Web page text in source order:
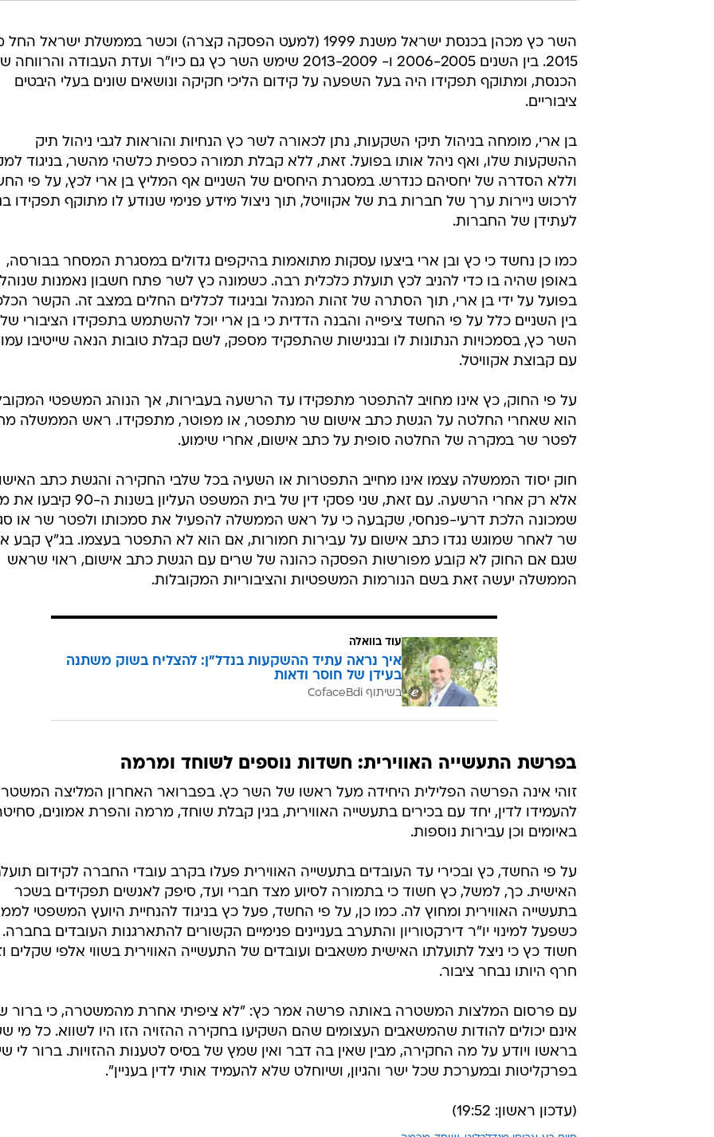
השר כץ מכהן בכנסת ישראל משנת 1999 (למעט הפסקה קצרה) וכשר בממשלת ישראל
2015. בין השנים 2006-2005 ו- 2013-2009 שימש השר כץ גם כיו"ר ועדת העבודה והרווחה
הכנסת, ומתוקף תפקידו היה בעל השפעה על קידום הליכי חקיקה ונושאים שונים בעלי היבטים
ציבוריים.
בן ארי, מומחה בניהול תיקי השקעות, נתן לכאורה לשר כץ הנחיות והוראות לגבי ניהול תיק
ההשקעות שלו, ואף ניהל אותו בפועל. זאת, ללא קבלת תמורה כספית כלשהי מהשר, בניגוד
וללא הסדרה של יחסיהם כנדרש. במסגרת היחסים של השניים אף המליץ בן ארי לכץ, על פי
לרכוש ניירות ערך של חברות בת של אקוויטל, תוך ניצול מידע פנימי שנודע לו מתוקף תפקידו
לעתידן של החברות.
כמו כן נחשד כי כץ ובן ארי ביצעו עסקות מתואמות בהיקפים גדולים במסגרת המסחר בבורסה,
באופן שהיה בו כדי להניב לכץ תועלת כלכלית רבה. כשמונה כץ לשר פתח חשבון נאמנות שנוהל
בפועל על ידי בן ארי, תוך הסתרה של זהות המנהל ובניגוד לכללים החלים במצב זה. הקשר
בין השניים כלל על פי החשד ציפייה והבנה הדדית כי בן ארי יוכל להשתמש בתפקידו הציבורי של
השר כץ, בסמכויות הנתונות לו ובנגישות שהתפקיד מספק, לשם קבלת טובות הנאה שייטיבו
עם קבוצת אקוויטל.
על פי החוק, כץ אינו מחויב להתפטר מתפקידו עד הרשעה בעבירות, אך הנוהג המשפטי
הוא שאחרי החלטה על הגשת כתב אישום שר מתפטר, או מפוטר, מתפקידו. ראש הממשלה
לפטר שר במקרה של החלטה סופית על כתב אישום, אחרי שימוע.
חוק יסוד הממשלה עצמו אינו מחייב התפטרות או השעיה בכל שלבי החקירה והגשת כתב
אלא רק אחרי הרשעה. עם זאת, שני פסקי דין של בית המשפט העליון בשנות ה-
שמכונה הלכת דרעי-פנחסי, שקבעה כי על ראש הממשלה להפעיל את סמכותו ולפטר שר או
שר לאחר שמוגש נגדו כתב אישום על עבירות חמורות, אם הוא לא התפטר בעצמו. בג"ץ קבע
שגם אם החוק לא קובע מפורשות הפסקה כהונה של שרים עם הגשת כתב אישום, ראוי שראש
הממשלה יעשה זאת בשם הנורמות המשפטיות והציבוריות המקובלות.
עוד בוואלה
איך נראה עתיד ההשקעות בנדל"ן: להצליח בשוק משתנה
בעידן של חוסר ודאות
בשיתוף CofaceBdi
בפרשת התעשייה האווירית: חשדות נוספים לשוחד ומרמה
זוהי אינה הפרשה הפלילית היחידה מעל ראשו של השר כץ. בפברואר האחרון המליצה
להעמידו לדין, יחד עם בכירים בתעשייה האווירית, בגין קבלת שוחד, מרמה והפרת אמונים,
באיומים וכן עבירות נוספות.
על פי החשד, כץ ובכירי עד העובדים בתעשייה האווירית פעלו בקרב עובדי החברה לקידום
האישית. כך, למשל, כץ חשוד כי בתמורה לסיוע מצד חברי ועד, סיפק לאנשים תפקידים בשכר
בתעשייה האווירית ומחוץ לה. כמו כן, על פי החשד, פעל כץ בניגוד להנחיית היועץ המשפטי
כשפעל למינוי יו"ר דירקטוריון והתערב בעניינים פנימיים הקשורים להתארגנות העובדים
חשוד כץ כי ניצל לתועלתו האישית משאבים ועובדים של התעשייה האווירית בשווי אלפי שקלים
חרף היותו נבחר ציבור.
עם פרסום המלצות המשטרה באותה פרשה אמר כץ: "לא ציפיתי אחרת מהמשטרה, כי ברור
אינם יכולים להודות שהמשאבים העצומים שהם השקיעו בחקירה ההזויה הזו היו לשווא. כל מי
בראשו ויודע על מה החקירה, מבין שאין בה דבר ואין שמץ של בסיס לטענות ההזויות. ברור לי
בפרקליטות ובמערכת שכל ישר והגיון, ושיוחלט שלא להעמיד אותי לדין בעניין".
(עדכון ראשון: 19:52)